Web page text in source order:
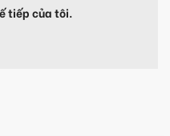
tiếp của tôi.